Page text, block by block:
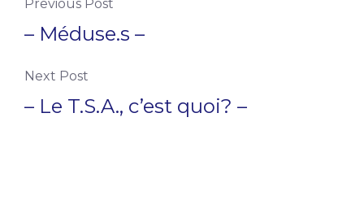
Previous Post
– Méduse.s –
Next Post
– Le T.S.A., c’est quoi? –